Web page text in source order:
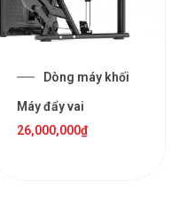
Dòng máy khối
Máy đẩy vai
26,000,000₫